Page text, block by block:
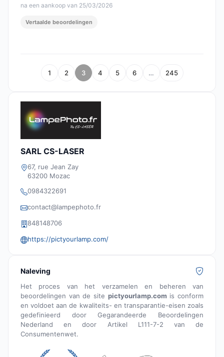
na een aankoop van 25/03/2026
Vertaalde beoordelingen
1 2 3 4 5 6 … 245
SARL CS-LASER
67, rue Jean Zay
63200 Mozac
0984322691
contact@lampephoto.fr
848148706
https://pictyourlamp.com/
Naleving
Het proces van het verzamelen en beheren van
beoordelingen van de site pictyourlamp.com is conform
en voldoet aan de kwaliteits- en transparantie-eisen zoals
gedefinieerd door Gegarandeerde Beoordelingen
Nederland en door Artikel L111-7-2 van de
Consumentenwet.